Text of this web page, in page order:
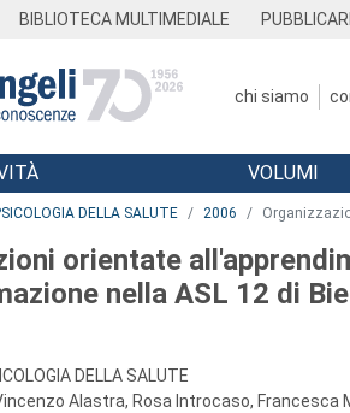
BIBLIOTECA MULTIMEDIALE
chi siamo
VOLUMI
DELLA SALUTE 2006
orientate
nella ASL 12 di
DELLA SALUTE
Alastra, Rosa Introcaso, Francesca